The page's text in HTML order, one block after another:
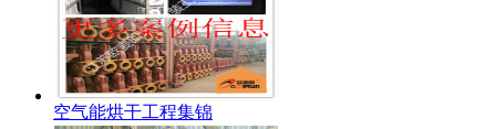
空气能烘干工程集锦